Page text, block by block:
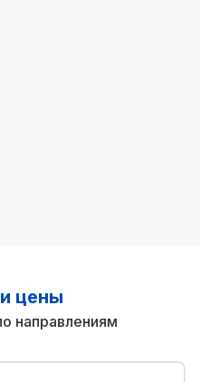
цены
направлениям